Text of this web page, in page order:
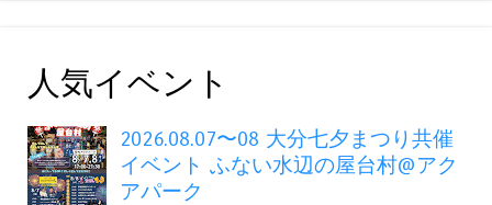
人気イベント
2026.08.07〜08 大分七夕まつり共催
イベント ふない水辺の屋台村@アク
アパーク